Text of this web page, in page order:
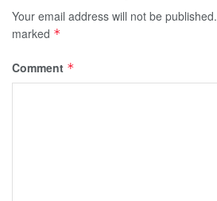
Your email address will not be published.
marked *
Comment *